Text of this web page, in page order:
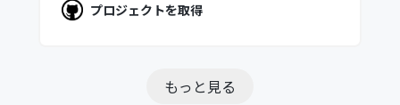
プロジェクトを取得
もっと見る